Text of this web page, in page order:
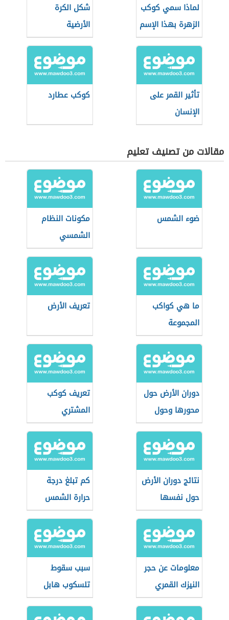
لماذا سمي كوكب
الزهرة بهذا الإسم
شكل الكرة
الأرضية
تأثير القمر على
الإنسان
كوكب عطارد
مقالات من تصنيف تعليم
ضوء الشمس
مكونات النظام
الشمسي
ما هي كواكب
المجموعة
الشمسية
تعريف الأرض
دوران الأرض حول
محورها وحول
الشمس
تعريف كوكب
المشتري
نتائج دوران الأرض
حول نفسها
كم تبلغ درجة
حرارة الشمس
معلومات عن حجر
النيزك القمري
سبب سقوط
تلسكوب هابل